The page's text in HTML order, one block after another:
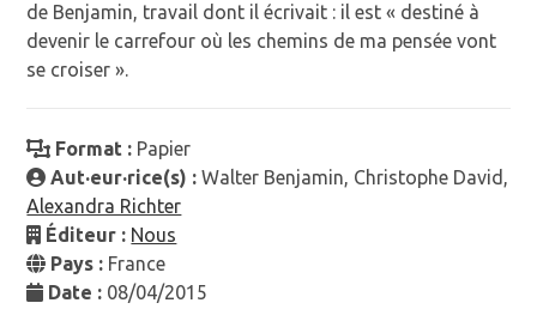
de Benjamin, travail dont il écrivait : il est « destiné à
devenir le carrefour où les chemins de ma pensée vont
se croiser ».
Format : Papier
Aut·eur·rice(s) : Walter Benjamin, Christophe David,
Alexandra Richter
Éditeur : Nous
Pays : France
Date : 08/04/2015